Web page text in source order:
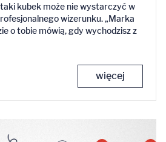
kubek może nie wystarczyć w
wizerunku. „Marka
o tobie mówią, gdy wychodzisz z
więcej